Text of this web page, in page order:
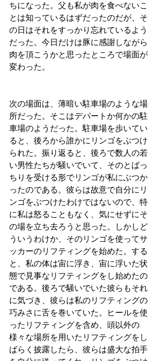
ちになった。父も私が肉を食べないこ
とは知っているはずだったのだが、そ
の日はそれをすっかり忘れているよう
だった。今日だけは豚に感謝しながら
肉を頂こうかと思ったところで場面が
変わった。
次の場面は、薄暗い駐車場のような場
所だった。そこはデパートか何かの駐
車場のようだった。駐車場を歩いてい
ると、後ろから誰かにリンゴをぶつけ
られた。振り返ると、後ろで数人の若
い男性たちが騒いでいて、そのとばっ
ちりを受ける形でリンゴが私にぶつか
ったのである。彼らは故意で自分にリ
ンゴをぶつけたわけではないので、特
に私は怒ることもなく、気にせずにそ
の場を立ち去ろうと思った。しかしど
ういうわけか、そのリンゴを使ってサ
ッカーのリフティングを始めた。する
と、私の体は宙に浮き、宙に浮いた状
態で見事なリフティングをし始めたの
である。後ろで騒いでいた彼らもそれ
に気づき、彼らは私のリフティングの
巧みさに舌を巻いていた。ヒールを使
ったリフティングを含め、頭以外の
様々な場所を用いたリフティングをし
ばらく披露したら、彼らは盛大な拍手